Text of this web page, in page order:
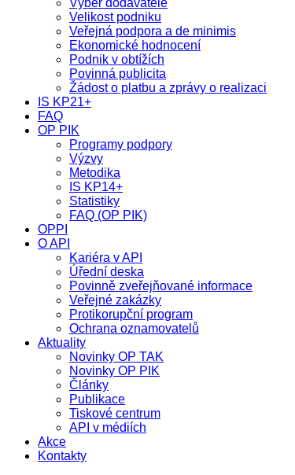
Výběr dodavatele
Velikost podniku
Veřejná podpora a de minimis
Ekonomické hodnocení
Podnik v obtížích
Povinná publicita
Žádost o platbu a zprávy o realizaci
IS KP21+
FAQ
OP PIK
Programy podpory
Výzvy
Metodika
IS KP14+
Statistiky
FAQ (OP PIK)
OPPI
O API
Kariéra v API
Úřední deska
Povinně zveřejňované informace
Veřejné zakázky
Protikorupční program
Ochrana oznamovatelů
Aktuality
Novinky OP TAK
Novinky OP PIK
Články
Publikace
Tiskové centrum
API v médiích
Akce
Kontakty